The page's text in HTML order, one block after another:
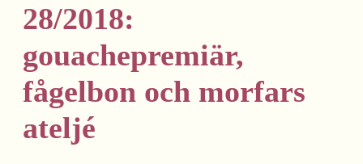
28/2018:
gouachepremiär,
fågelbon och morfars
ateljé